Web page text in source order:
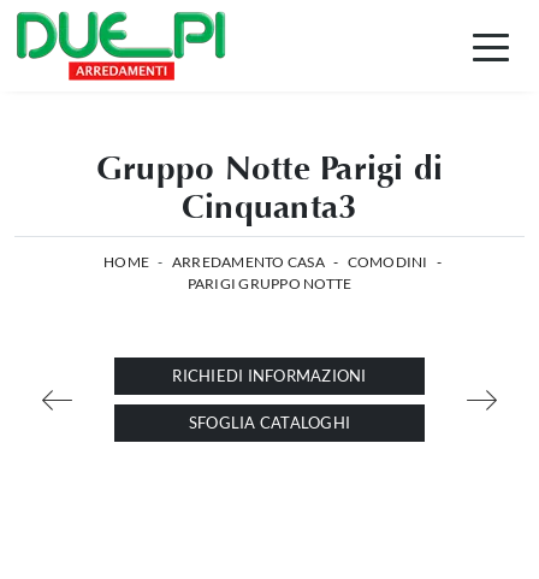
Gruppo Notte Parigi di
Cinquanta3
HOME - ARREDAMENTO CASA - COMODINI -
PARIGI GRUPPO NOTTE
RICHIEDI INFORMAZIONI
SFOGLIA CATALOGHI